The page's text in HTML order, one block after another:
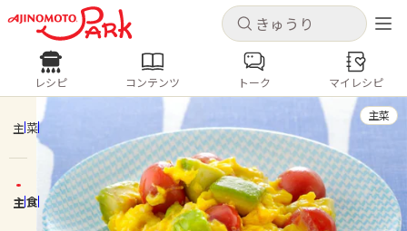
キャンセル
ログインするとレシピを保存できます
新規登録
ホーム
キャンセル
レシピ コンテンツ
人気の食材・レシピ
きゅうり なす トマト
とうもろこし
レシピ コンテンツ トーク マイレシピ
主菜
主食
主菜